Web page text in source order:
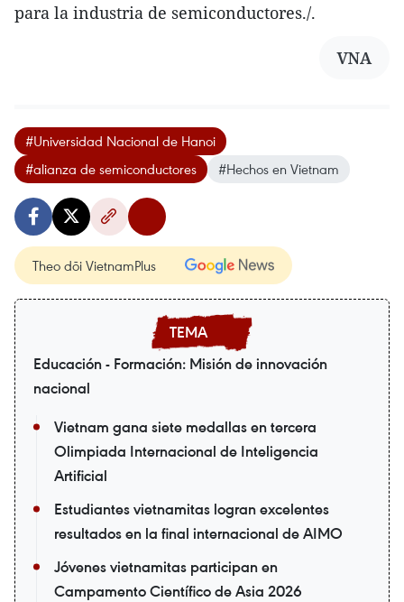
para la industria de semiconductores./.
VNA
#Universidad Nacional de Hanoi
#alianza de semiconductores
#Hechos en Vietnam
Theo dõi VietnamPlus
Educación - Formación: Misión de innovación
nacional
Vietnam gana siete medallas en tercera
Olimpiada Internacional de Inteligencia
Artificial
Estudiantes vietnamitas logran excelentes
resultados en la final internacional de AIMO
Jóvenes vietnamitas participan en
Campamento Científico de Asia 2026